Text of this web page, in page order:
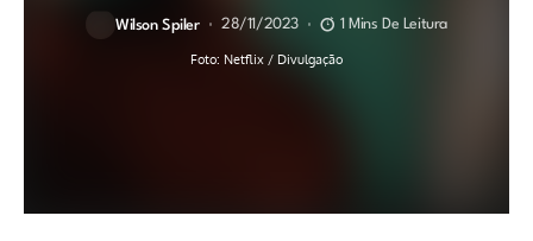
Wilson Spiler 28/11/2023 1 Mins De Leitura
Foto: Netflix / Divulgação